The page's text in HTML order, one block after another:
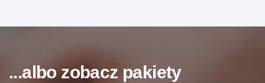
...albo zobacz pakiety